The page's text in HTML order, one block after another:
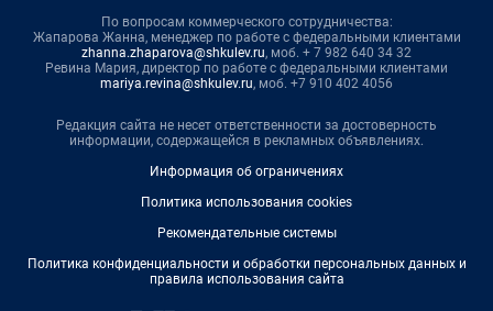
По вопросам коммерческого сотрудничества:
Жапарова Жанна, менеджер по работе с федеральными клиентами
zhanna.zhaparova@shkulev.ru, моб. + 7 982 640 34 32
Ревина Мария, директор по работе с федеральными клиентами
mariya.revina@shkulev.ru, моб. +7 910 402 4056
Редакция сайта не несет ответственности за достоверность
информации, содержащейся в рекламных объявлениях.
Информация об ограничениях
Политика использования cookies
Рекомендательные системы
Политика конфиденциальности и обработки персональных данных и
правила использования сайта